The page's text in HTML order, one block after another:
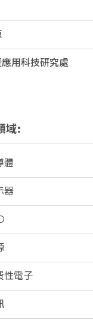
用科技研究處
域:
體
器
性電子